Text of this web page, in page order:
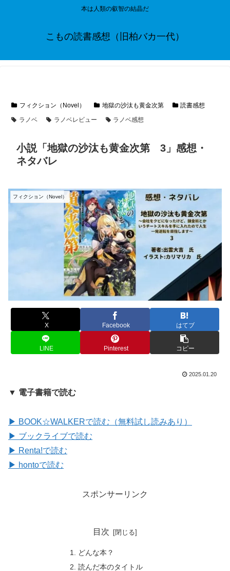
本は人類の叡智の結晶だ
こもの読書感想（旧柏バカ一代）
フィクション（Novel） 地獄の沙汰も黄金次第
読書感想
ラノベ
ラノベレビュー ラノベ感想
小説「地獄の沙汰も黄金次第 3」感想・
ネタバレ
フィクション（Novel）
X Facebook はてブ
LINE Pinterest コピー
2025.01.20
▼ 電子書籍で読む
▶ BOOK☆WALKERで読む（無料試し読みあり）
▶ ブックライブで読む
▶ Renta!で読む
▶ hontoで読む
スポンサーリンク
目次
どんな本？
読んだ本のタイトル